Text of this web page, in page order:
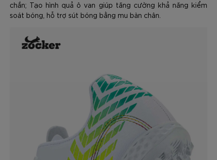
chắn; Tạo hình quả ô van giúp tăng cường khả năng kiểm
soát bóng, hỗ trợ sút bóng bằng mu bàn chân.